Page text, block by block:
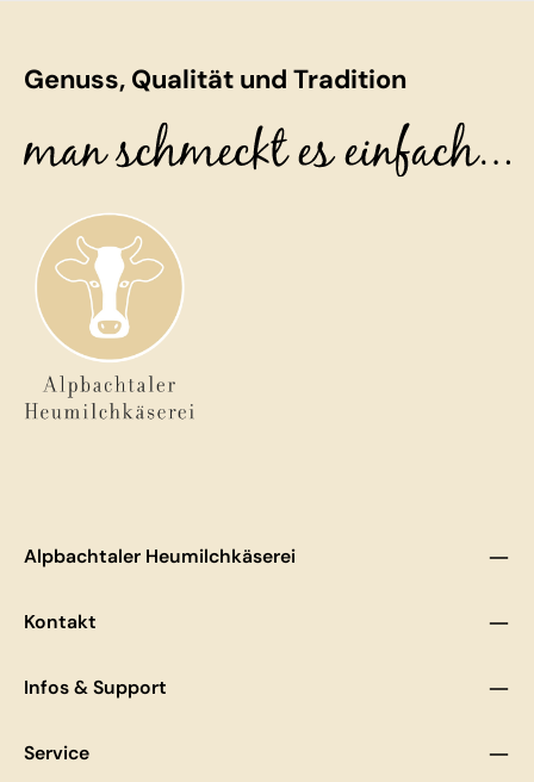
Genuss, Qualität und Tradition
Alpbachtaler Heumilchkäserei
Kontakt
Infos & Support
Service